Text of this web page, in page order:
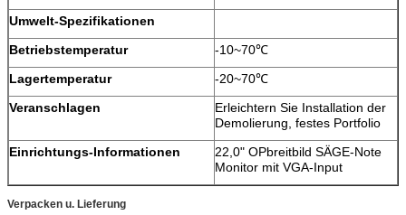
Umwelt-Spezifikationen
Betriebstemperatur
-10~70℃
Lagertemperatur
-20~70℃
Veranschlagen
Erleichtern Sie Installation der
Demolierung, festes Portfolio
Einrichtungs-Informationen
22,0" OPbreitbild SÄGE-Note
Monitor mit VGA-Input
Verpacken u. Lieferung